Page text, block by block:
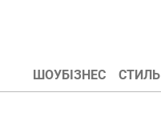
ШОУБІЗНЕС СТИЛЬ